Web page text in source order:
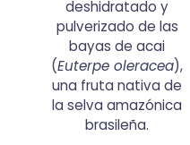
deshidratado y
pulverizado de las
bayas de acai
(Euterpe oleracea),
una fruta nativa de
la selva amazónica
brasileña.